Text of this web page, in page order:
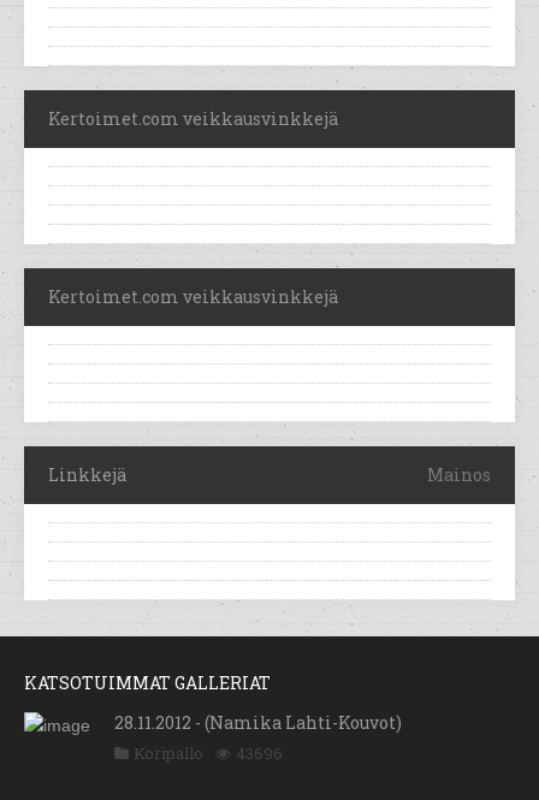
Kertoimet.com veikkausvinkkejä
Kertoimet.com veikkausvinkkejä
Linkkejä Mainos
KATSOTUIMMAT GALLERIAT
28.11.2012 - (Namika Lahti-Kouvot)
Koripallo 43696